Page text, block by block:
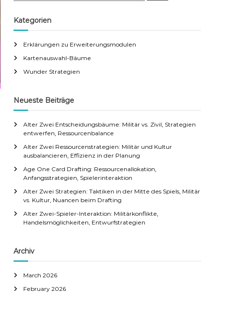
r
c
f
o
r
Kategorien
Erklärungen zu Erweiterungsmodulen
Kartenauswahl-Bäume
Wunder Strategien
Neueste Beiträge
Alter Zwei Entscheidungsbäume: Militär vs. Zivil, Strategien
entwerfen, Ressourcenbalance
Alter Zwei Ressourcenstrategien: Militär und Kultur
ausbalancieren, Effizienz in der Planung
Age One Card Drafting: Ressourcenallokation,
Anfangsstrategien, Spielerinteraktion
Alter Zwei Strategien: Taktiken in der Mitte des Spiels, Militär
vs. Kultur, Nuancen beim Drafting
Alter Zwei-Spieler-Interaktion: Militärkonflikte,
Handelsmöglichkeiten, Entwurfstrategien
Archiv
March 2026
February 2026